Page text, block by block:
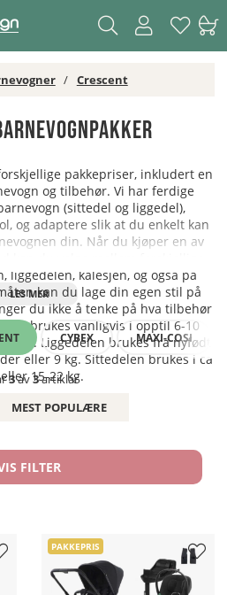
Crescent
pakkepriser, inkludert en
og tilbehør. Vi har ferdige
(sittedel og liggedel),
og adaptere slik at du enkelt kan
din. Når du kjøper en av
liggedelen, kalesjen, og også på
kan du lage din egen stil på
du ikke å tenke på hva tilbehør
brukes vanligvis i opptil 6-10
kg. Liggedelen brukes fra nyfødt
eller 9 kg. Sittedelen brukes i ca
15-22 kg.
CYBEX MAXI-COSI
3av3artiklar
MEST POPULÆRE
FILTER
PAKKEPRIS